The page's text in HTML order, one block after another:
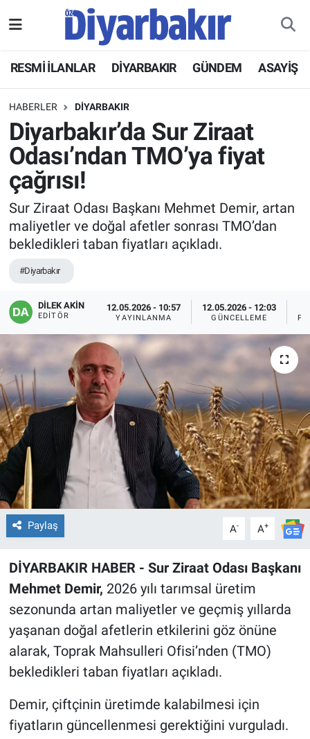
RESMİ İLANLAR DİYARBAKIR GÜNDEM ASAYİŞ
HABERLER DİYARBAKIR
Diyarbakır’da Sur Ziraat
Odası’ndan TMO’ya fiyat
çağrısı!
Sur Ziraat Odası Başkanı Mehmet Demir, artan
maliyetler ve doğal afetler sonrası TMO’dan
bekledikleri taban fiyatları açıkladı.
#Diyarbakır
DİLEK AKİN
EDITÖR
12.05.2026 - 10:57
YAYINLANMA
12.05.2026 - 12:03
GÜNCELLEME
Paylaş A- A+
DİYARBAKIR HABER - Sur Ziraat Odası Başkanı
Mehmet Demir, 2026 yılı tarımsal üretim
sezonunda artan maliyetler ve geçmiş yıllarda
yaşanan doğal afetlerin etkilerini göz önüne
alarak, Toprak Mahsulleri Ofisi’nden (TMO)
bekledikleri taban fiyatları açıkladı.
Demir, çiftçinin üretimde kalabilmesi için
fiyatların güncellenmesi gerektiğini vurguladı.
ASAYİŞ
DİYARBAKIR
EKONOMİ
GÜNDEM
BÖLGE
DÜNYA
KÜLTÜR SANAT
EĞİTİM
ÖZEL HABER
POLİTİKA
SAĞLIK
SPOR
TEKNOLOJİ
Hava Durumu
Namaz Vakitleri
Trafik Durumu
Süper Lig Puan Durumu ve Fikstür
Tüm Manşetler
Son Dakika Haberleri
Haber Arşivi